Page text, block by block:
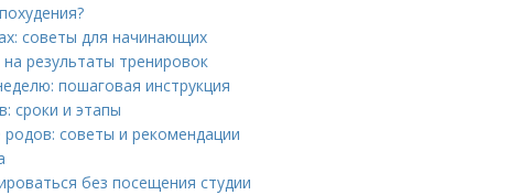
советы для начинающих
результаты тренировок
пошаговая инструкция
сроки и этапы
советы и рекомендации
без посещения студии